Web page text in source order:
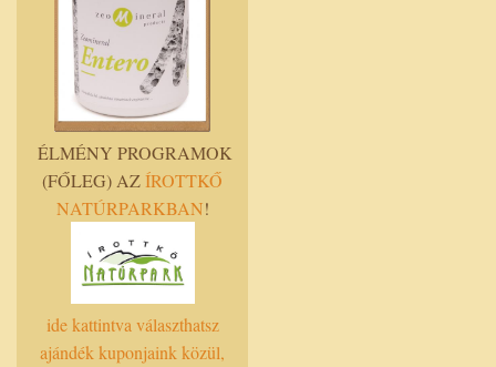
ÉLMÉNY PROGRAMOK
(FŐLEG) AZÍROTTKŐ
NATÚRPARKBAN!
ide kattintva választhatsz
ajándék kuponjaink közül,